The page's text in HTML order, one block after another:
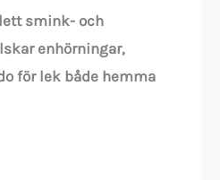
smink- och
enhörningar,
för lek både hemma